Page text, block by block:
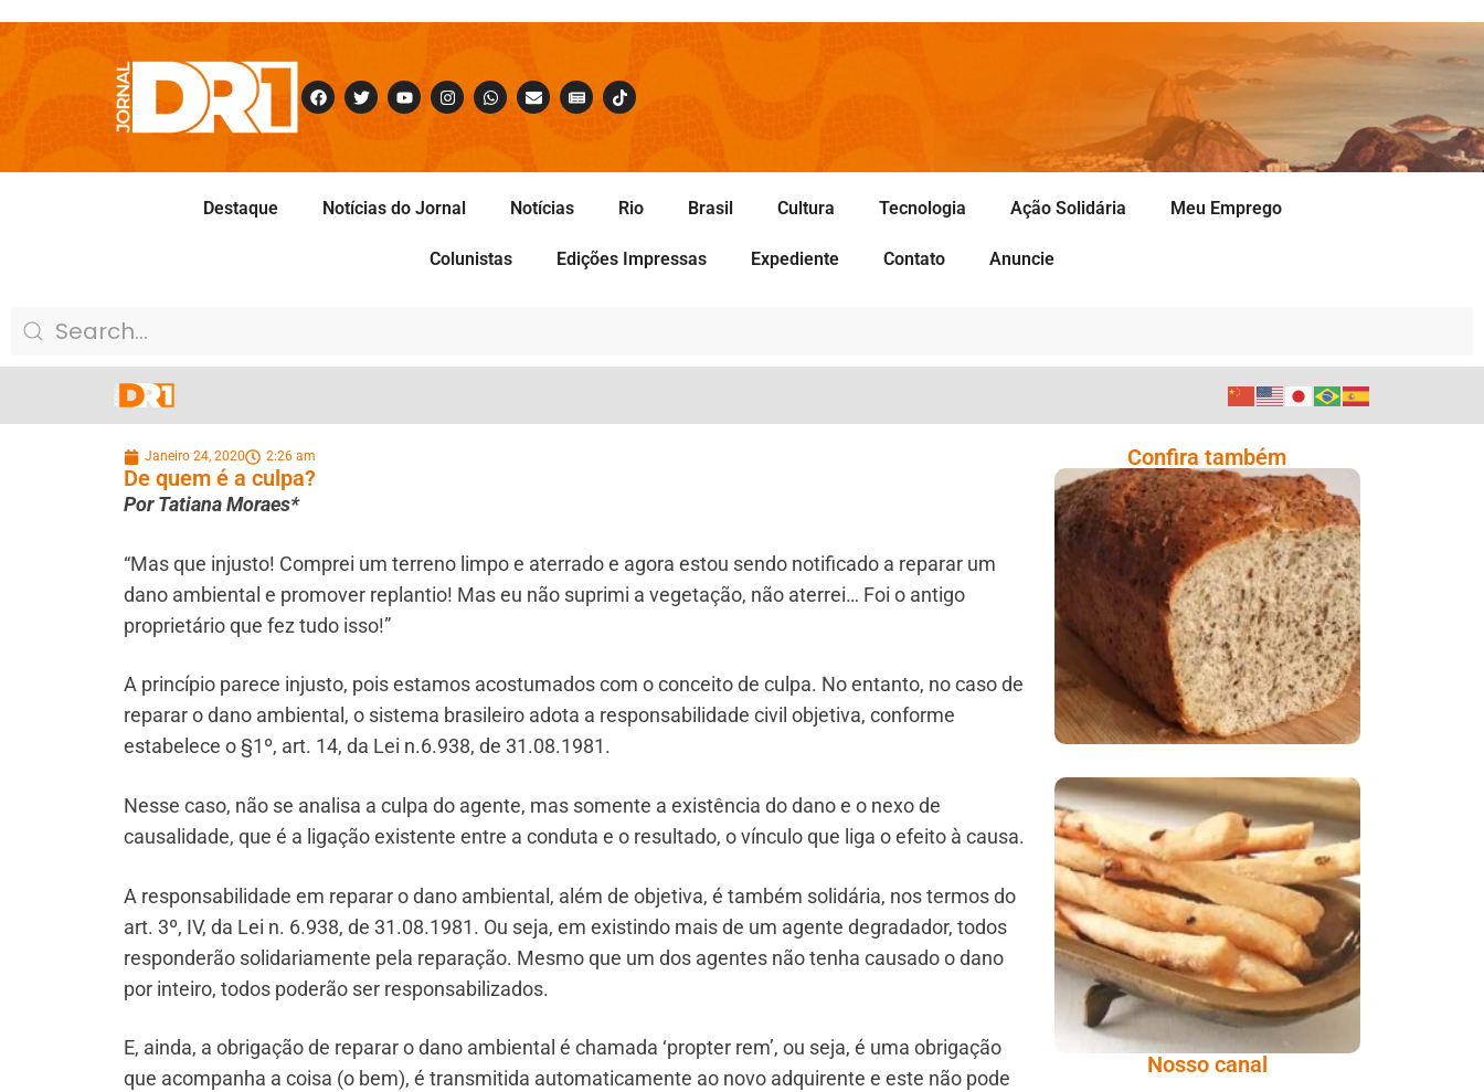
Destaque Notícias do Jornal Notícias Rio Brasil Cultura Tecnologia Ação Solidária Meu Emprego
Colunistas Edições Impressas Expediente Contato Anuncie
Janeiro 24, 2020 2:26 am
De quem é a culpa?
Por Tatiana Moraes*
“Mas que injusto! Comprei um terreno limpo e aterrado e agora estou sendo notificado a reparar um
dano ambiental e promover replantio! Mas eu não suprimi a vegetação, não aterrei… Foi o antigo
proprietário que fez tudo isso!”
A princípio parece injusto, pois estamos acostumados com o conceito de culpa. No entanto, no caso de
reparar o dano ambiental, o sistema brasileiro adota a responsabilidade civil objetiva, conforme
estabelece o §1º, art. 14, da Lei n.6.938, de 31.08.1981.
Nesse caso, não se analisa a culpa do agente, mas somente a existência do dano e o nexo de
causalidade, que é a ligação existente entre a conduta e o resultado, o vínculo que liga o efeito à causa.
A responsabilidade em reparar o dano ambiental, além de objetiva, é também solidária, nos termos do
art. 3º, IV, da Lei n. 6.938, de 31.08.1981. Ou seja, em existindo mais de um agente degradador, todos
responderão solidariamente pela reparação. Mesmo que um dos agentes não tenha causado o dano
por inteiro, todos poderão ser responsabilizados.
E, ainda, a obrigação de reparar o dano ambiental é chamada ‘propter rem’, ou seja, é uma obrigação
que acompanha a coisa (o bem), é transmitida automaticamente ao novo adquirente e este não pode
Confira também
Comer Bem: Pão Low
Carb
Comer Bem:
Palitinhos De Cebola
E Salsa
Nosso canal